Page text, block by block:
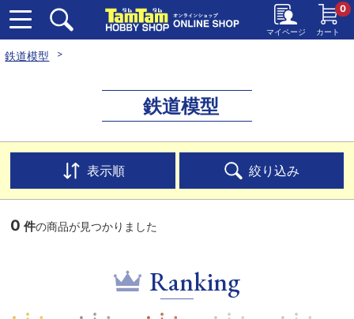
マイページ カート
0
鉄道模型
鉄道模型
表示順 絞り込み
0 件の商品が見つかりました
Ranking